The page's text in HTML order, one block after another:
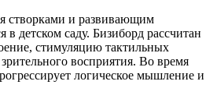
створками и развивающим
в детском саду. Бизиборд рассчитан
стимуляцию тактильных
восприятия. Во время
логическое мышление и